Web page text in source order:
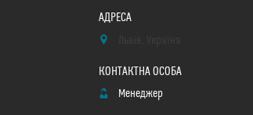
Менеджер